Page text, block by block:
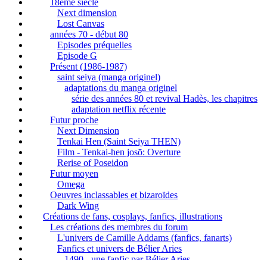
18ème siècle
Next dimension
Lost Canvas
années 70 - début 80
Episodes préquelles
Episode G
Présent (1986-1987)
saint seiya (manga originel)
adaptations du manga originel
série des années 80 et revival Hadès, les chapitres
adaptation netflix récente
Futur proche
Next Dimension
Tenkai Hen (Saint Seiya THEN)
Film - Tenkai-hen josō: Overture
Rerise of Poseidon
Futur moyen
Omega
Oeuvres inclassables et bizaroïdes
Dark Wing
Créations de fans, cosplays, fanfics, illustrations
Les créations des membres du forum
L'univers de Camille Addams (fanfics, fanarts)
Fanfics et univers de Bélier Aries